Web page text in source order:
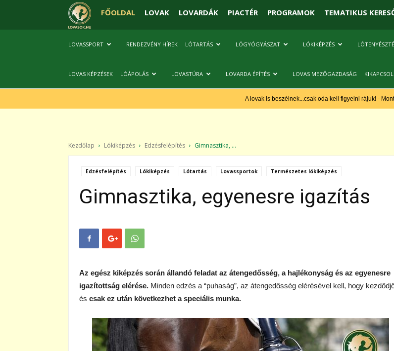
FŐOLDAL LOVAK LOVARDÁK PIACTÉR PROGRAMOK TEMATIKUS
LOVASSPORT RENDEZVÉNY HÍREK LÓTARTÁS LÓGYÓGYÁSZAT LÓKIKÉPZÉS
LOVAS KÉPZÉSEK LÓÁPOLÁS LOVASTÚRA LOVARDA ÉPÍTÉS LOVAS MEZŐGAZDASÁG
A lovak is beszélnek...csak oda kell figyelni rájuk! -
Kezdőlap Lókiképzés Edzésfelépítés Gimnasztika, ...
Edzésfelépítés Lókiképzés Lótartás Lovassportok Természetes lókiképzés
Gimnasztika, egyenesre igazítás
Az egész kiképzés során állandó feladat az átengedősség, a hajlékonyság és az egyenesre
igazítottság elérése. Minden edzés a “puhaság”, az átengedősség elérésével kell, hogy
és csak ez után következhet a speciális munka.